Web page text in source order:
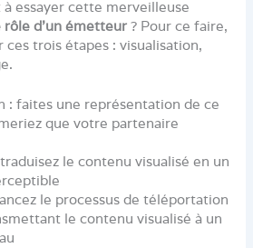
essayer cette merveilleuse
rôle d’un émetteur ? Pour ce faire,
trois étapes : visualisation,
: faites une représentation de ce
que votre partenaire
le contenu visualisé en un
le processus de téléportation
le contenu visualisé à un